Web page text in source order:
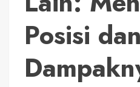
Posisi dan